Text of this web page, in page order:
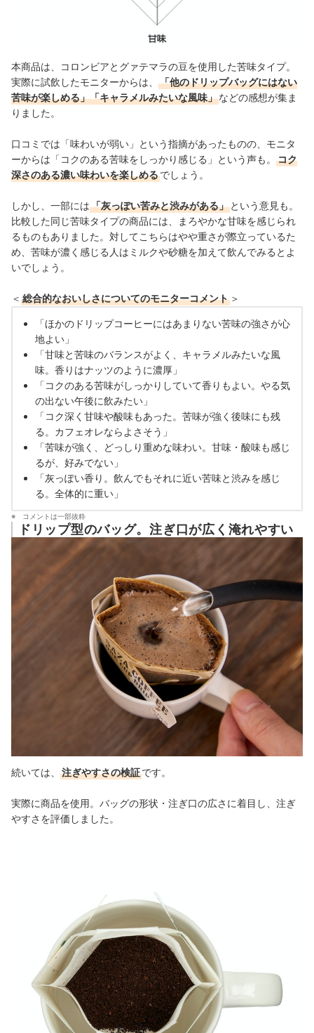
本商品は、コロンビアとグァテマラの豆を使用した苦味タイプ。
実際に試飲したモニターからは、
「他のドリップバッグにはない
苦味が楽しめる」「キャラメルみたいな風味」などの感想が集ま
りました。
口コミでは「味わいが弱い」という指摘があったものの、モニタ
ーからは「コクのある苦味をしっかり感じる」という声も。
コク
深さのある濃い味わいを楽しめるでしょう。
しかし、一部には「灰っぽい苦みと渋みがある」 という意見も。
比較した同じ苦味タイプの商品には、まろやかな甘味を感じられ
るものもありました。対してこちらはやや重さが際立っているた
め、苦味が濃く感じる人はミルクや砂糖を加えて飲んでみるとよ
いでしょう。
＜ 総合的なおいしさについてのモニターコメント ＞
「ほかのドリップコーヒーにはあまりない苦味の強さが心
地よい」
「甘味と苦味のバランスがよく、キャラメルみたいな風
味。香りはナッツのように濃厚」
「コクのある苦味がしっかりしていて香りもよい。やる気
の出ない午後に飲みたい 」
「コク深く甘味や酸味もあった。苦味が強く後味にも残
る。カフェオレならよさそう」
「苦味が強く、どっしり重めな味わい。甘味・酸味も感じ
るが、好みでない」
「灰っぽい香り。飲んでもそれに近い苦味と渋みを感じ
る。全体的に重い」
コメントは一部抜粋
ドリップ型のバッグ。注ぎ口が広く淹れやすい
続いては、 注ぎやすさの検証です。
実際に商品を使用。バッグの形状・注ぎ口の広さに着目し、注ぎ
やすさを評価しました。